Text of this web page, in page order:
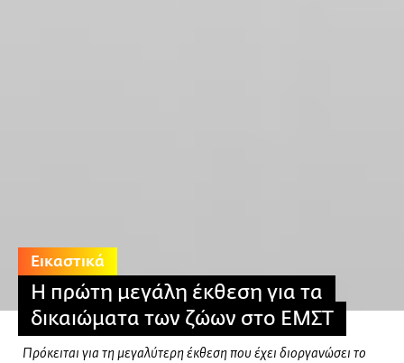
Εικαστικά
Η πρώτη μεγάλη έκθεση για τα
δικαιώματα των ζώων στο ΕΜΣΤ
Πρόκειται για τη μεγαλύτερη έκθεση που έχει διοργανώσει το